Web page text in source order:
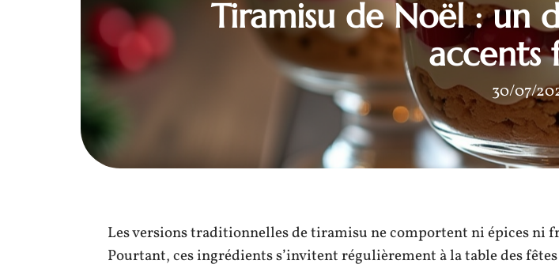
Tiramisu de Noël : un
accents
30/07/
Les versions traditionnelles de tiramisu ne comportent ni épices ni
Pourtant, ces ingrédients s’invitent régulièrement à la table des